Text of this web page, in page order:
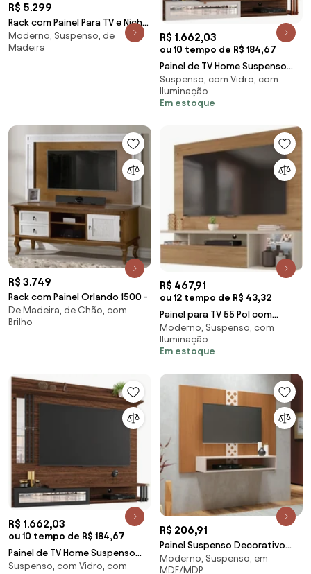
R$ 5.299
Rack com Painel Para TV e Nicho
Atalaia Beach
Moderno, Suspenso, de
Madeira
R$ 1.662,03
ou 10 tempo de R$ 184,67
Painel de TV Home Suspenso
Pérola 180cm Imbuia/Beige -
Vizzato - Bege
Suspenso, com Vidro, com
Iluminação
Em estoque
R$ 3.749
Rack com Painel Orlando 1500 -
De Madeira, de Chão, com
Brilho
R$ 467,91
ou 12 tempo de R$ 43,32
Painel para TV 55 Pol com
Bancada Suspensa 136cm Brasil
Buriti/Off Whi
Moderno, Suspenso, com
Iluminação
Em estoque
R$ 1.662,03
ou 10 tempo de R$ 184,67
Painel de TV Home Suspenso
Pérola 180cm Imbuia/Preto -
Suspenso, com Vidro, com
R$ 206,91
Painel Suspenso Decorativo
Oblik TV até 47 Pol
Moderno, Suspenso, em
MDF/MDP